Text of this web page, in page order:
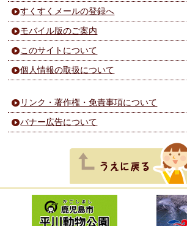
すくすくメールの登録へ
モバイル版のご案内
このサイトについて
個人情報の取扱について
リンク・著作権・免責事項について
バナー広告について